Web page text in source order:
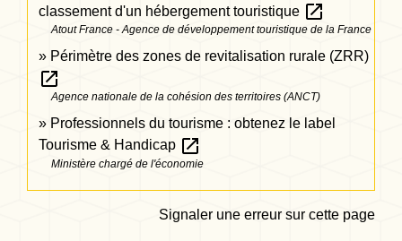
classement d'un hébergement touristique open_in_new
Atout France - Agence de développement touristique de la France
Périmètre des zones de revitalisation rurale (ZRR)
open_in_new
Agence nationale de la cohésion des territoires (ANCT)
Professionnels du tourisme : obtenez le label
Tourisme & Handicap open_in_new
Ministère chargé de l'économie
Signaler une erreur sur cette page